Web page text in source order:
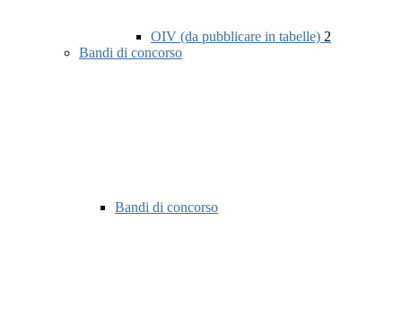
OIV (da pubblicare in tabelle) 2
Bandi di concorso
Bandi di concorso